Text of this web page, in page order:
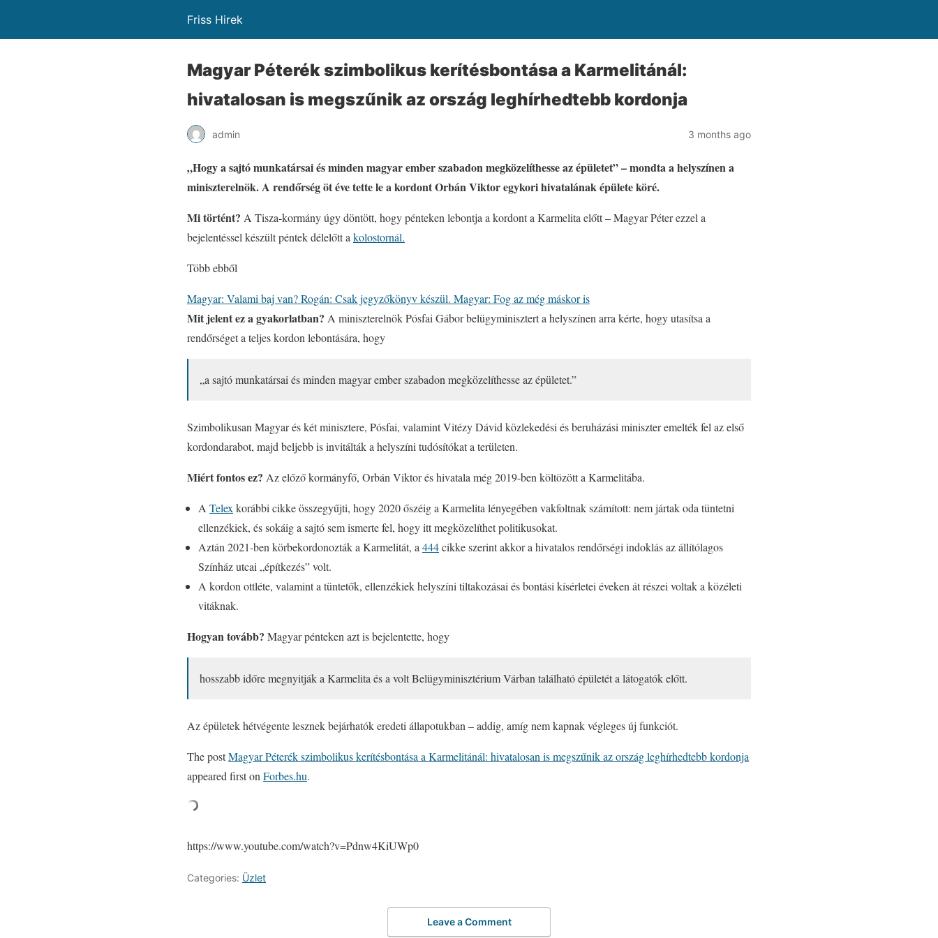
Friss Hirek
Magyar Péterék szimbolikus kerítésbontása a Karmelitánál:
hivatalosan is megszűnik az ország leghírhedtebb kordonja
admin 3 months ago
„Hogy a sajtó munkatársai és minden magyar ember szabadon megközelíthesse az épületet” – mondta a helyszínen a
miniszterelnök. A rendőrség öt éve tette le a kordont Orbán Viktor egykori hivatalának épülete köré.
Mi történt? A Tisza-kormány úgy döntött, hogy pénteken lebontja a kordont a Karmelita előtt – Magyar Péter ezzel a
bejelentéssel készült péntek délelőtt a kolostornál.
Több ebből
Magyar: Valami baj van? Rogán: Csak jegyzőkönyv készül. Magyar: Fog az még máskor is
Mit jelent ez a gyakorlatban? A miniszterelnök Pósfai Gábor belügyminisztert a helyszínen arra kérte, hogy utasítsa a
rendőrséget a teljes kordon lebontására, hogy
„a sajtó munkatársai és minden magyar ember szabadon megközelíthesse az épületet.”
Szimbolikusan Magyar és két minisztere, Pósfai, valamint Vitézy Dávid közlekedési és beruházási miniszter emelték fel az első
kordondarabot, majd beljebb is invitálták a helyszíni tudósítókat a területen.
Miért fontos ez? Az előző kormányfő, Orbán Viktor és hivatala még 2019-ben költözött a Karmelitába.
A Telex korábbi cikke összegyűjti, hogy 2020 őszéig a Karmelita lényegében vakfoltnak számított: nem jártak oda tüntetni
ellenzékiek, és sokáig a sajtó sem ismerte fel, hogy itt megközelíthet politikusokat.
Aztán 2021-ben körbekordonozták a Karmelitát, a 444cikke szerint akkor a hivatalos rendőrségi indoklás az állítólagos
Színház utcai „építkezés” volt.
A kordon ottléte, valamint a tüntetők, ellenzékiek helyszíni tiltakozásai és bontási kísérletei éveken át részei voltak a közéleti
vitáknak.
Hogyan tovább? Magyar pénteken azt is bejelentette, hogy
hosszabb időre megnyitják a Karmelita és a volt Belügyminisztérium Várban található épületét a látogatók előtt.
Az épületek hétvégente lesznek bejárhatók eredeti állapotukban – addig, amíg nem kapnak végleges új funkciót.
The postMagyar Péterék szimbolikus kerítésbontása a Karmelitánál: hivatalosan is megszűnik az ország leghírhedtebb kordonja
appeared first on Forbes.hu.
https://www.youtube.com/watch?v=Pdnw4KiUWp0
Categories: Üzlet
Leave a Comment